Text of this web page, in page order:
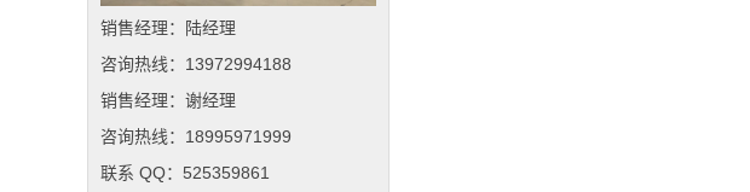
销售经理：陆经理
咨询热线：13972994188
销售经理：谢经理
咨询热线：18995971999
联系 QQ：525359861